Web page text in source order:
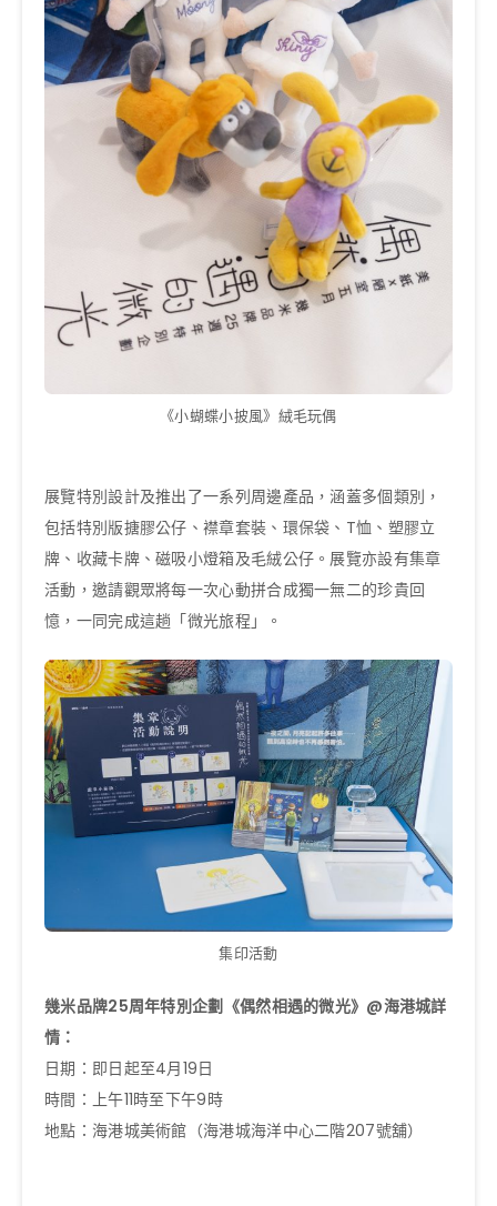
《小蝴蝶小披風》絨毛玩偶
展覽特別設計及推出了一系列周邊產品，涵蓋多個類別，
包括特別版搪膠公仔、襟章套裝、環保袋、T恤、塑膠立
牌、收藏卡牌、磁吸小燈箱及毛絨公仔。展覽亦設有集章
活動，邀請觀眾將每一次心動拼合成獨一無二的珍貴回
憶，一同完成這趟「微光旅程」。
集印活動
幾米品牌25周年特別企劃《偶然相遇的微光》@海港城詳
情：
日期：即日起至4月19日
時間：上午11時至下午9時
地點：海港城美術館（海港城海洋中心二階207號舖）